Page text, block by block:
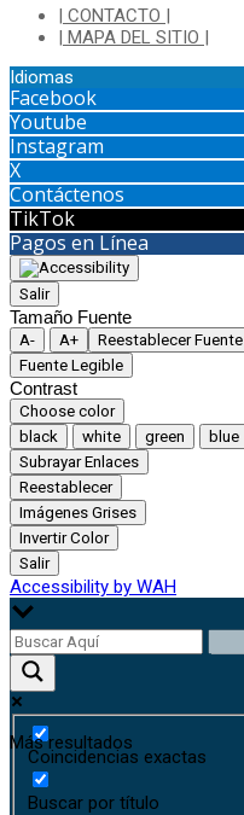
| CONTACTO |
| MAPA DEL SITIO |
Idiomas
Facebook
Youtube
Instagram
X
Contáctenos
TikTok
Pagos en Línea
Salir
Tamaño Fuente
A- A+
Reestablecer Fuente
Fuente Legible
Contrast
Choose color
black
white green blue
Subrayar Enlaces
Reestablecer
Imágenes Grises
Invertir Color
Salir
Accessibility by WAH
Más resultados
Coincidencias exactas
Buscar por título